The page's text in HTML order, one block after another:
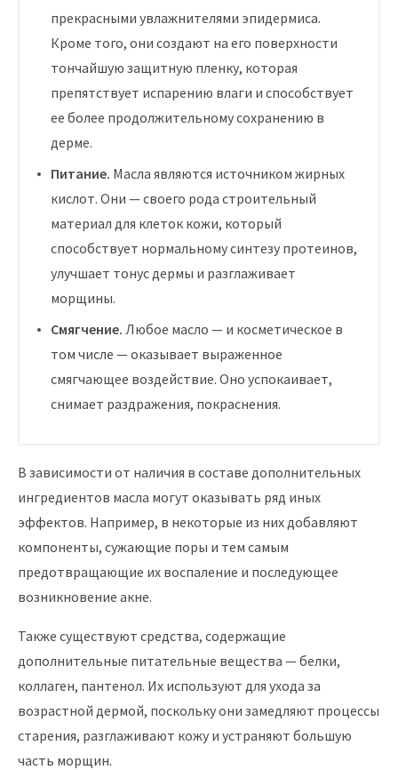
прекрасными увлажнителями эпидермиса.
Кроме того, они создают на его поверхности
тончайшую защитную пленку, которая
препятствует испарению влаги и способствует
ее более продолжительному сохранению в
дерме.
Питание. Масла являются источником жирных
кислот. Они — своего рода строительный
материал для клеток кожи, который
способствует нормальному синтезу протеинов,
улучшает тонус дермы и разглаживает
морщины.
Смягчение. Любое масло — и косметическое в
том числе — оказывает выраженное
смягчающее воздействие. Оно успокаивает,
снимает раздражения, покраснения.
В зависимости от наличия в составе дополнительных
ингредиентов масла могут оказывать ряд иных
эффектов. Например, в некоторые из них добавляют
компоненты, сужающие поры и тем самым
предотвращающие их воспаление и последующее
возникновение акне.
Также существуют средства, содержащие
дополнительные питательные вещества — белки,
коллаген, пантенол. Их используют для ухода за
возрастной дермой, поскольку они замедляют процессы
старения, разглаживают кожу и устраняют большую
часть морщин.